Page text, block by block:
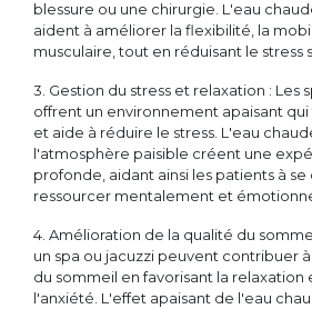
blessure ou une chirurgie. L'eau
aident à améliorer la flexibilité, la
musculaire, tout en réduisant le stress
3. Gestion du stress et relaxation : Les
offrent un environnement apaisant
et aide à réduire le stress. L'eau
l'atmosphère paisible créent une
profonde, aidant ainsi les patients à
ressourcer mentalement et
4. Amélioration de la qualité du
un spa ou jacuzzi peuvent contribuer
du sommeil en favorisant la relaxation
l'anxiété. L'effet apaisant de l'eau